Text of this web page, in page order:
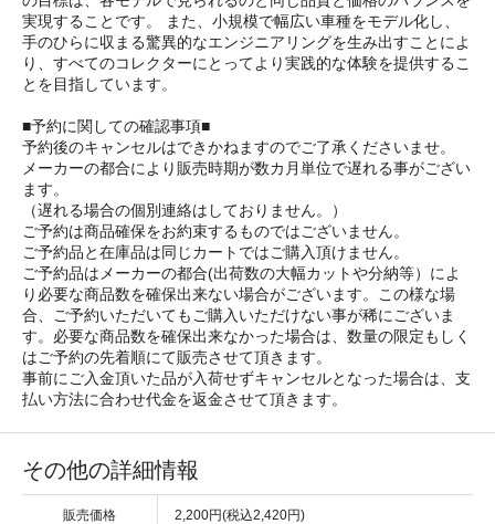
実現することです。 また、小規模で幅広い車種をモデル化し、
手のひらに収まる驚異的なエンジニアリングを生み出すことによ
り、すべてのコレクターにとってより実践的な体験を提供するこ
とを目指しています。
■予約に関しての確認事項■
予約後のキャンセルはできかねますのでご了承くださいませ。
メーカーの都合により販売時期が数カ月単位で遅れる事がござい
ます。
（遅れる場合の個別連絡はしておりません。）
ご予約は商品確保をお約束するものではございません。
ご予約品と在庫品は同じカートではご購入頂けません。
ご予約品はメーカーの都合(出荷数の大幅カットや分納等）によ
り必要な商品数を確保出来ない場合がございます。この様な場
合、ご予約いただいてもご購入いただけない事が稀にございま
す。必要な商品数を確保出来なかった場合は、数量の限定もしく
はご予約の先着順にて販売させて頂きます。
事前にご入金頂いた品が入荷せずキャンセルとなった場合は、支
払い方法に合わせ代金を返金させて頂きます。
その他の詳細情報
販売価格 2,200円(税込2,420円)